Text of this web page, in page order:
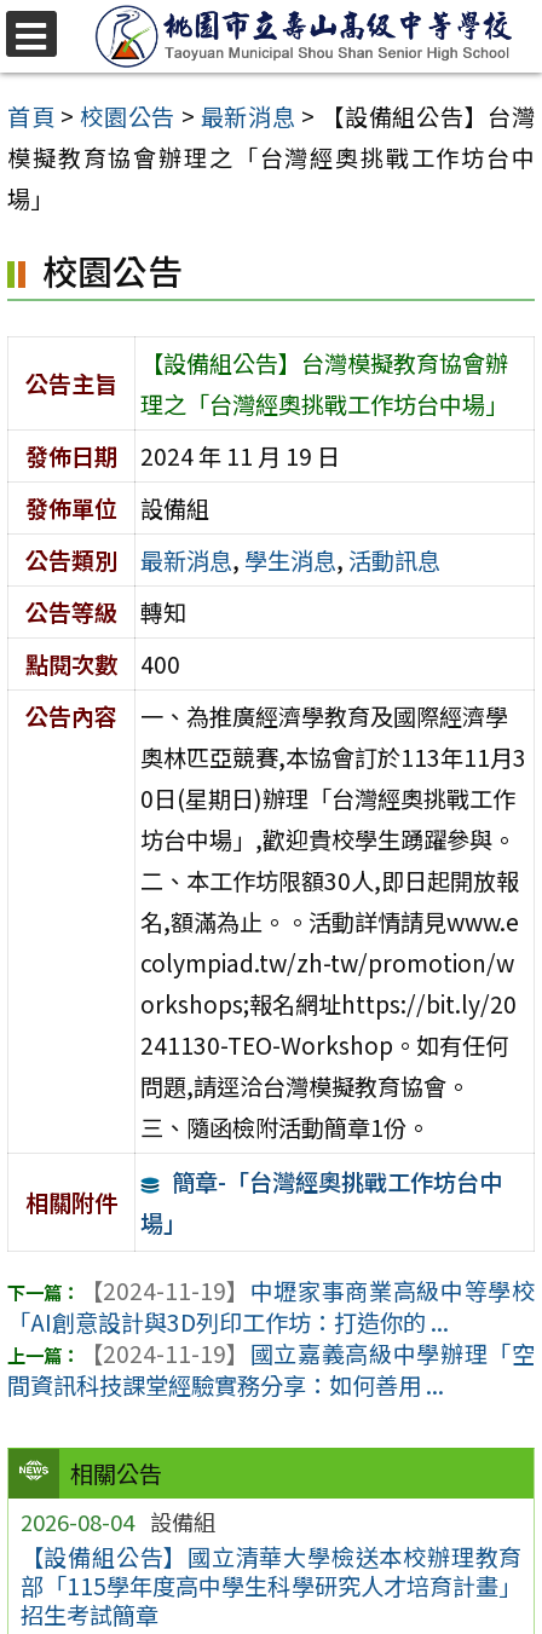
跳
至
主
要
內
區
首頁 > 校園公告 > 最新消息 >
【設備組公告】台灣
模擬教育協會辦理之「台灣經奧挑戰工作坊台中
場」
相關公告
2026-08-04 設備組
【設備組公告】國立清華大學檢送本校辦理教育
部「115學年度高中學生科學研究人才培育計畫」
招生考試簡章
校園公告
公告主旨
【設備組公告】台灣模擬教育協會辦
理之「台灣經奧挑戰工作坊台中場」
發佈日期
2024 年 11 月 19 日
發佈單位
設備組
公告類別
最新消息, 學生消息, 活動訊息
公告等級
轉知
點閱次數
400
公告內容
一、為推廣經濟學教育及國際經濟學
奧林匹亞競賽,本協會訂於113年11月3
0日(星期日)辦理「台灣經奧挑戰工作
坊台中場」,歡迎貴校學生踴躍參與。
二、本工作坊限額30人,即日起開放報
名,額滿為止。。活動詳情請見www.e
colympiad.tw/zh-tw/promotion/w
orkshops;報名網址https://bit.ly/20
241130-TEO-Workshop。如有任何
問題,請逕洽台灣模擬教育協會。
三、隨函檢附活動簡章1份。
相關附件
簡章-「台灣經奧挑戰工作坊台中
場」
【2024-11-19】 中壢家事商業高級中等學校
「AI創意設計與3D列印工作坊：打造你的 ...
【2024-11-19】 國立嘉義高級中學辦理「空
間資訊科技課堂經驗實務分享：如何善用 ...
選
單